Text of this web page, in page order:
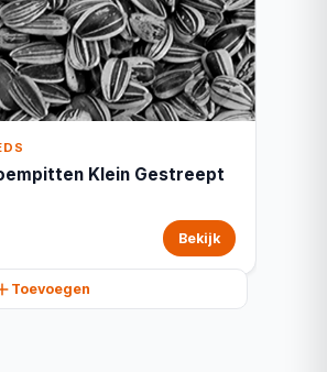
Klein Gestreept
Bekijk
Toevoegen